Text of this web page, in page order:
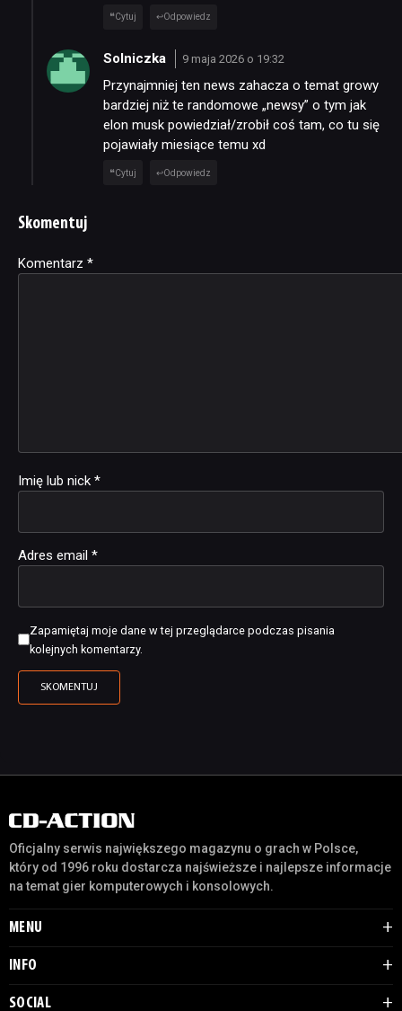
Cytuj Odpowiedz
Solniczka 9 maja 2026 o 19:32
Przynajmniej ten news zahacza o temat growy
bardziej niż te randomowe „newsy” o tym jak
elon musk powiedział/zrobił coś tam, co tu się
pojawiały miesiące temu xd
Cytuj Odpowiedz
Skomentuj
Komentarz *
Imię lub nick *
Adres email *
Zapamiętaj moje dane w tej przeglądarce podczas pisania
kolejnych komentarzy.
Alternative:
Oficjalny serwis największego magazynu o grach w Polsce,
który od 1996 roku dostarcza najświeższe i najlepsze informacje
na temat gier komputerowych i konsolowych.
MENU
INFO
SOCIAL